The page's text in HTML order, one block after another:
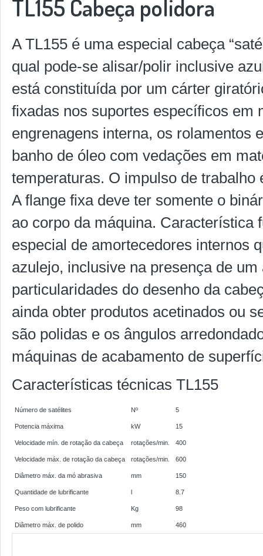
TL155 Cabeça polidora
A TL155 é uma especial cabeça
qual pode-se alisar/polir inclusive
está constituída por um cárter
fixadas nos suportes específicos em
engrenagens interna, os rolamentos
banho de óleo com vedações em
temperaturas. O impulso de
A flange fixa deve ter somente o
ao corpo da máquina. Característica
especial de amortecedores internos
azulejo, inclusive na presença de
particularidades do desenho da
ainda obter produtos acetinados ou
são polidas e os ângulos
máquinas de acabamento de
Características técnicas TL155
Número de satélites Nº 5
Potencia máxima kW 15
Velocidade mín. de rotação da cabeça rotações/min. 400
Velocidade máx. de rotação da cabeça rotações/min. 600
Diâmetro máx. da mó abrasiva mm 150
Quantidade de lubrificante l 8.7
Peso com lubrificante Kg 98
Diâmetro máx. de polido mm 460